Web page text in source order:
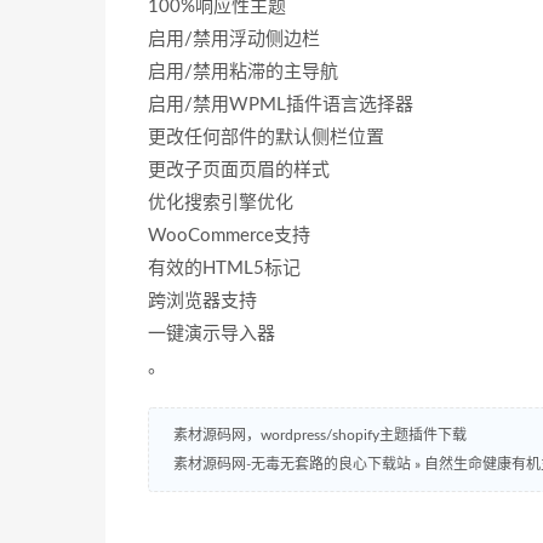
100%响应性主题
启用/禁用浮动侧边栏
启用/禁用粘滞的主导航
启用/禁用WPML插件语言选择器
更改任何部件的默认侧栏位置
更改子页面页眉的样式
优化搜索引擎优化
WooCommerce支持
有效的HTML5标记
跨浏览器支持
一键演示导入器
。
素材源码网，wordpress/shopify主题插件下载
素材源码网-无毒无套路的良心下载站 » 自然生命健康有